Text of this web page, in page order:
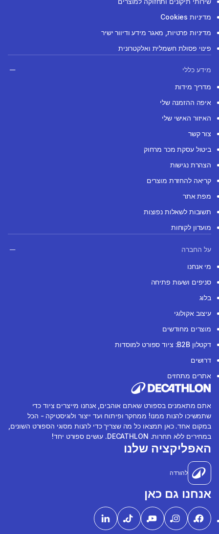
מדיניות Cookies
מדיניות פרטיות, מאגר מידע ודיוור ישיר
פינוי פסולת חשמלית ואלקטרונית
מידע כללי
מדריך מידות
איפה ההזמנה שלי
האיזור האישי שלי
צור קשר
ביטול עסקת מכר מרחוק
הצהרת נגישות
קריאה להחזרת מוצרים
מפת אתר
תשובות לשאלות נפוצות
מועדון לקוחות
על החברה
מי אנחנו
סניפים ושעות פתיחה
בלוג
עיצוב אקולוגי
מוצרים מחודשים
דקטלון B2B: ציוד ספורט למוסדות
דרושים
אתרים מתחזים
אתם מתאמנים בספורט שאתם אוהבים, אנחנו מייצרים ציוד כדי
שתמשיכו להנות ממנו! ממחקר ופיתוח ועד ייצור ולוגיסטיקה - הכל
במקום אחד. כאן תמצאו כל מה שצריך כדי להנות מסוגי הספורט השונים,
במחירים ללא תחרות. DECATHLON. עושים ספורט יחד!
האפליקציה שלנו
להורדה
אנחנו גם כאן